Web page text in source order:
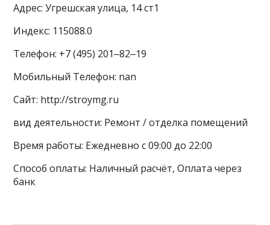
Адрес: Угрешская улица, 14 ст1
Индекс: 115088.0
Телефон: +7 (495) 201‒82‒19
Мобильный Телефон: nan
Сайт: http://stroymg.ru
вид деятельности: Ремонт / отделка помещений
Время работы: Ежедневно с 09:00 до 22:00
Способ оплаты: Наличный расчёт, Оплата через
банк